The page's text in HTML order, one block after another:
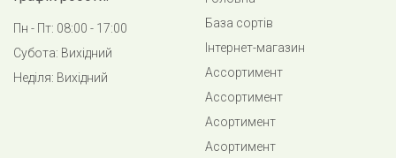
Пн - Пт: 08:00 - 17:00
Субота: Вихідний
Неділя: Вихідний
База сортів
Інтернет-магазин
Ассортимент
Ассортимент
Асортимент
Асортимент